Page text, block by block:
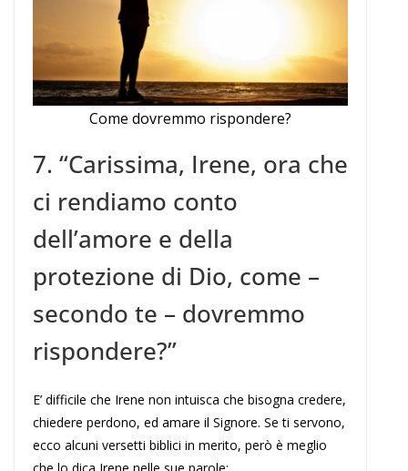
Come dovremmo rispondere?
7. “Carissima, Irene, ora che
ci rendiamo conto
dell’amore e della
protezione di Dio, come –
secondo te – dovremmo
rispondere?”
E’ difficile che Irene non intuisca che bisogna credere,
chiedere perdono, ed amare il Signore. Se ti servono,
ecco alcuni versetti biblici in merito, però è meglio
che lo dica Irene nelle sue parole: